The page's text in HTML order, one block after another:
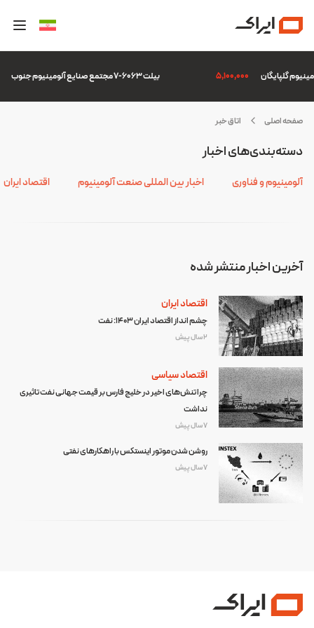
بیلت 6063-7 مجتمع صنایع آلومینیوم جنوب 5,100,000
صفحه اصلی اتاق خبر
نفت
آخرین اخبار منتشر شده
اقتصاد ایران
چشم انداز اقتصاد ایران 1403: نفت
2 سال پیش
اقتصاد سیاسی
چرا تنش‌های اخیر در خلیج فارس بر قیمت جهانی نفت تاثیری
نداشت
7 سال پیش
روشن شدن موتور اینستکس با راهکارهای نفتی
7 سال پیش
دسته‌بندی‌های اخبار
آلومینیوم و فناوری اخبار بین المللی صنعت آلومینیوم اقتصاد ایران